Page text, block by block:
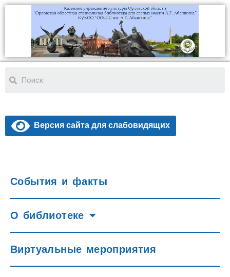
Версия сайта для слабовидящих
События и факты
О библиотеке
Виртуальные мероприятия